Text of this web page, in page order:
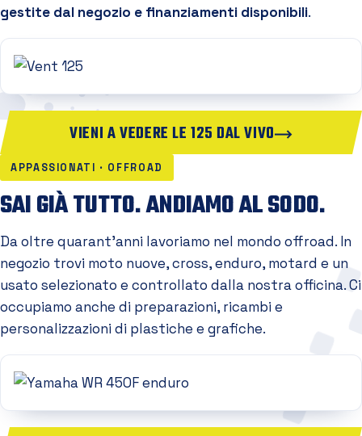
gestite dal negozio e finanziamenti disponibili.
VIENI A VEDERE LE 125 DAL VIVO
APPASSIONATI · OFFROAD
SAI GIÀ TUTTO. ANDIAMO AL SODO.
Da oltre quarant'anni lavoriamo nel mondo offroad. In
negozio trovi moto nuove, cross, enduro, motard e un
usato selezionato e controllato dalla nostra officina. Ci
occupiamo anche di preparazioni, ricambi e
personalizzazioni di plastiche e grafiche.